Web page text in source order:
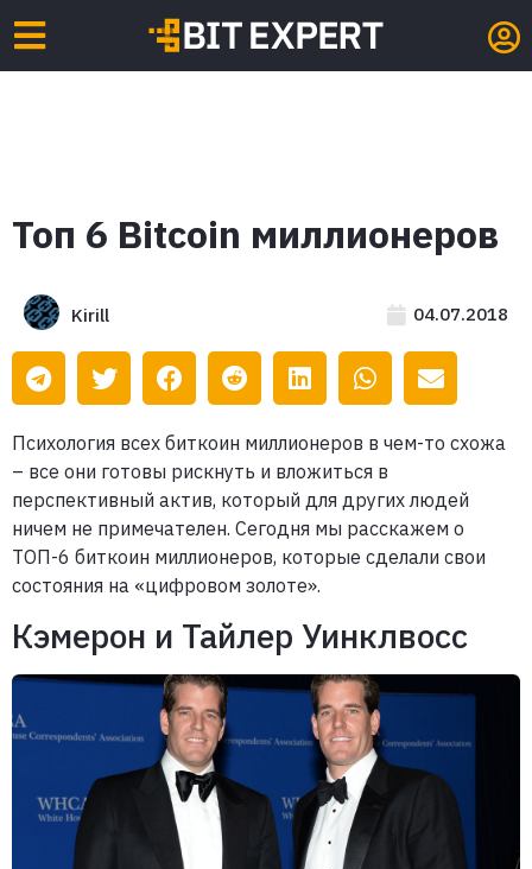
Топ 6 Bitcoin миллионеров
Kirill 04.07.2018
Психология всех биткоин миллионеров в чем-то схожа
– все они готовы рискнуть и вложиться в
перспективный актив, который для других людей
ничем не примечателен. Сегодня мы расскажем о
ТОП-6 биткоин миллионеров, которые сделали свои
состояния на «цифровом золоте».
Кэмерон и Тайлер Уинклвосс